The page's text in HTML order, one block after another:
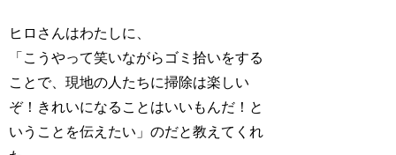
ヒロさんはわたしに、
「こうやって笑いながらゴミ拾いをする
ことで、現地の人たちに掃除は楽しい
ぞ！きれいになることはいいもんだ！と
いうことを伝えたい」のだと教えてくれ